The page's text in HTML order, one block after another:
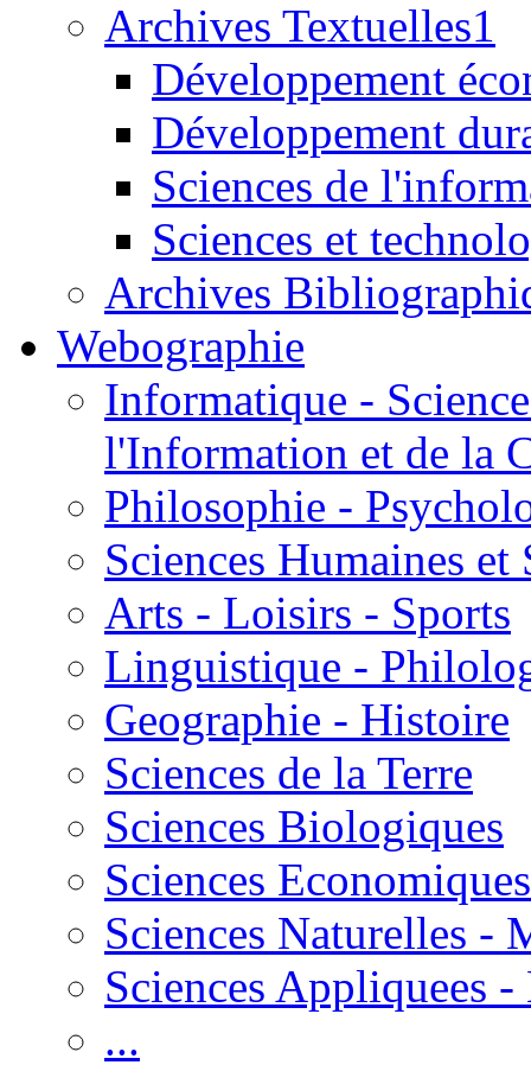
Archives Textuelles1
Développement
Développement
Sciences de
Sciences et
Archives
Webographie
Informatique -
l'Information et de la
Philosophie -
Sciences Humaines et
Arts - Loisirs - Sports
Linguistique -
Geographie - Histoire
Sciences de la Terre
Sciences Biologiques
Sciences Economiques
Sciences Naturelles -
Sciences Appliquees
...